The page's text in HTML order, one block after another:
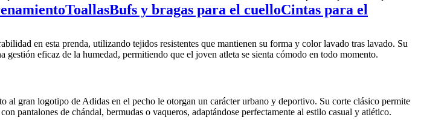
ToallasBufs y bragas para el cuelloCintas para el
en esta prenda, utilizando tejidos resistentes que mantienen su forma y color lavado tras lavado. Su
gestión eficaz de la humedad, permitiendo que el joven atleta se sienta cómodo en todo momento.
al gran logotipo de Adidas en el pecho le otorgan un carácter urbano y deportivo. Su corte clásico permite
pantalones de chándal, bermudas o vaqueros, adaptándose perfectamente al estilo casual y atlético.